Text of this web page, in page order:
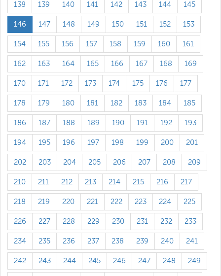
138 139 140 141 142 143 144 145
146 147 148 149 150 151 152 153
154 155 156 157 158 159 160 161
162 163 164 165 166 167 168 169
170 171 172 173 174 175 176 177
178 179 180 181 182 183 184 185
186 187 188 189 190 191 192 193
194 195 196 197 198 199 200 201
202 203 204 205 206 207 208 209
210 211 212 213 214 215 216 217
218 219 220 221 222 223 224 225
226 227 228 229 230 231 232 233
234 235 236 237 238 239 240 241
242 243 244 245 246 247 248 249